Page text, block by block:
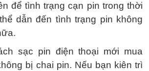
để tình trạng cạn pin trong thời
dẫn đến tình trạng pin không
sạc pin điện thoại mới mua
bị chai pin. Nếu bạn kiên trì